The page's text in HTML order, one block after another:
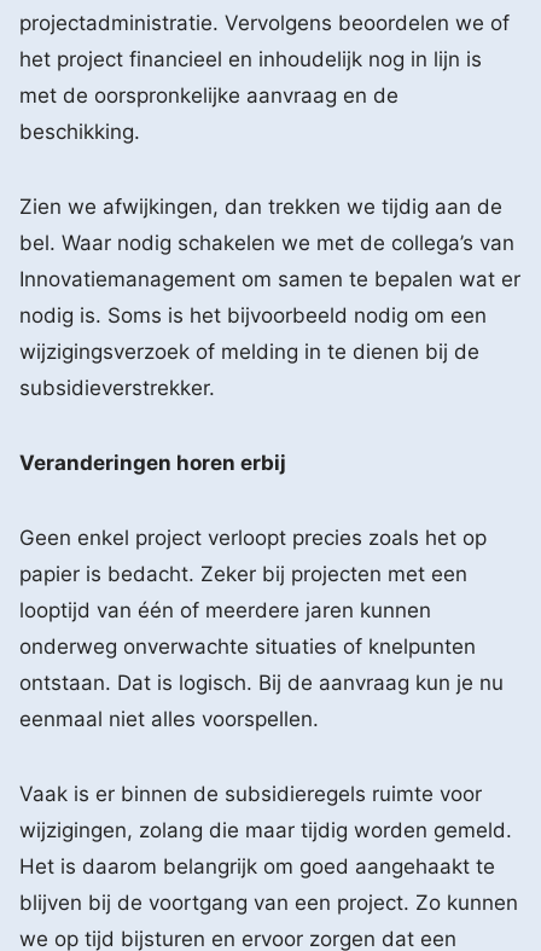
projectadministratie. Vervolgens beoordelen we of
het project financieel en inhoudelijk nog in lijn is
met de oorspronkelijke aanvraag en de
beschikking.
Zien we afwijkingen, dan trekken we tijdig aan de
bel. Waar nodig schakelen we met de collega’s van
Innovatiemanagement om samen te bepalen wat er
nodig is. Soms is het bijvoorbeeld nodig om een
wijzigingsverzoek of melding in te dienen bij de
subsidieverstrekker.
Veranderingen horen erbij
Geen enkel project verloopt precies zoals het op
papier is bedacht. Zeker bij projecten met een
looptijd van één of meerdere jaren kunnen
onderweg onverwachte situaties of knelpunten
ontstaan. Dat is logisch. Bij de aanvraag kun je nu
eenmaal niet alles voorspellen.
Vaak is er binnen de subsidieregels ruimte voor
wijzigingen, zolang die maar tijdig worden gemeld.
Het is daarom belangrijk om goed aangehaakt te
blijven bij de voortgang van een project. Zo kunnen
we op tijd bijsturen en ervoor zorgen dat een